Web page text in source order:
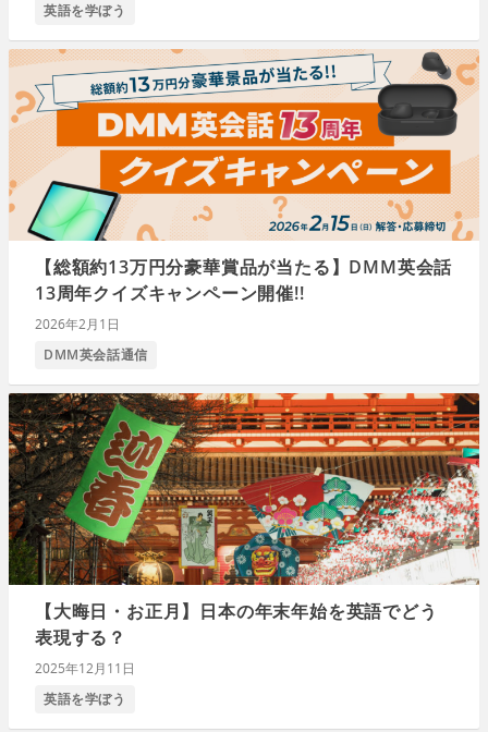
英語を学ぼう
【総額約13万円分豪華賞品が当たる】DMM英会話
13周年クイズキャンペーン開催!!
2026年2月1日
DMM英会話通信
【大晦日・お正月】日本の年末年始を英語でどう
表現する？
2025年12月11日
英語を学ぼう